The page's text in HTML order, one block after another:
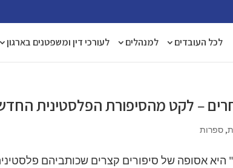
לכל העובדים למנהלים לעורכי דין ומשפטנים בארגון
– לקט מהסיפורת הפלסטינית
,ספרות
היא אסופה של סיפורים קצרים שכותביהם